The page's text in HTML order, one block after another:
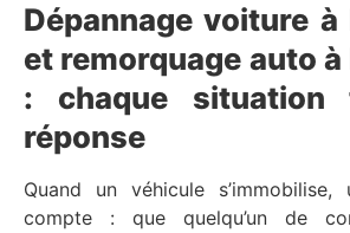
Dépannage voiture à
et remorquage auto
: chaque situation
réponse
Quand un véhicule
compte : que quelqu’un de